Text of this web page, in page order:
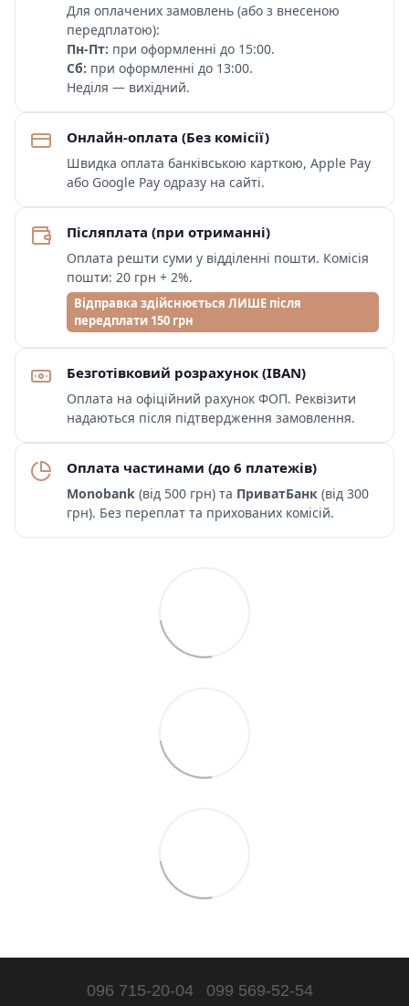
Для оплачених замовлень (або з внесеною
передплатою):
Пн-Пт: при оформленні до 15:00.
Сб: при оформленні до 13:00.
Неділя — вихідний.
Онлайн-оплата (Без комісії)
Швидка оплата банківською карткою, Apple Pay
або Google Pay одразу на сайті.
Післяплата (при отриманні)
Оплата решти суми у відділенні пошти. Комісія
пошти: 20 грн + 2%.
Відправка здійснюється ЛИШЕ після
передплати 150 грн
Безготівковий розрахунок (IBAN)
Оплата на офіційний рахунок ФОП. Реквізити
надаються після підтвердження замовлення.
Оплата частинами (до 6 платежів)
Monobank (від 500 грн) та ПриватБанк (від 300
грн). Без переплат та прихованих комісій.
096 715-20-04 099 569-52-54